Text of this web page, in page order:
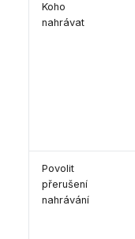
Koho
nahrávat
Povolit
přerušení
nahrávání